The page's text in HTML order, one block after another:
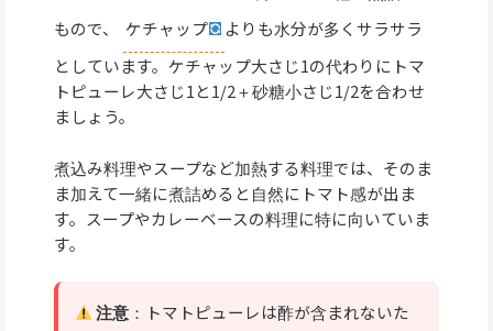
もので、
ケチャップ
よりも水分が多くサラサラ
としています。ケチャップ大さじ1の代わりにトマ
トピューレ大さじ1と1/2＋砂糖小さじ1/2を合わせ
ましょう。
煮込み料理やスープなど加熱する料理では、そのま
ま加えて一緒に煮詰めると自然にトマト感が出ま
す。スープやカレーベースの料理に特に向いていま
す。
注意 ：トマトピューレは酢が含まれないた